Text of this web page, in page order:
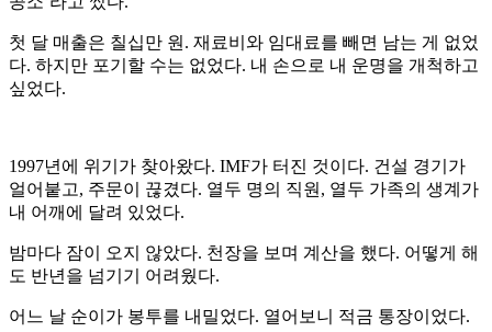
첫 달 매출은 칠십만 원. 재료비와 임대료를 빼면 남는 게 없었
다. 하지만 포기할 수는 없었다. 내 손으로 내 운명을 개척하고
싶었다.
1997년에 위기가 찾아왔다. IMF가 터진 것이다. 건설 경기가
얼어붙고, 주문이 끊겼다. 열두 명의 직원, 열두 가족의 생계가
내 어깨에 달려 있었다.
밤마다 잠이 오지 않았다. 천장을 보며 계산을 했다. 어떻게 해
도 반년을 넘기기 어려웠다.
어느 날 순이가 봉투를 내밀었다. 열어보니 적금 통장이었다.